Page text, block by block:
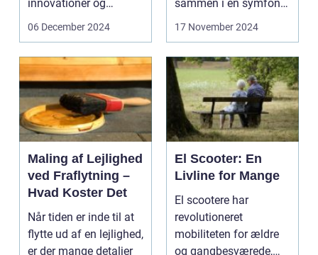
innovationer og
forandringer gennem
06 December 2024
sammen i en symfoni
af farver, ligger der ...
17 November 2024
Maling af Lejlighed
ved Fraflytning –
Hvad Koster Det
Når tiden er inde til at
flytte ud af en lejlighed,
er der mange detaljer
El Scooter: En
Livline for Mange
El scootere har
revolutioneret
mobiliteten for ældre
og gangbesværede,